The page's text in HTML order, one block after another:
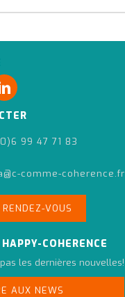
99 47 71 83
comme-coherence.fr
RENDEZ-VOUS
COHERENCE
les dernières nouvelles!
AUX NEWS